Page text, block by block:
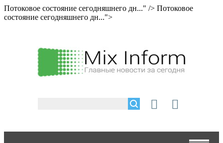
Потоковое состояние сегодняшнего дн..." /> Потоковое
состояние сегодняшнего дн...">